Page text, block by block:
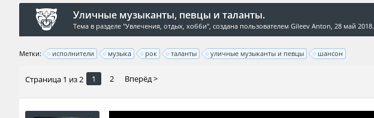
Уличные музыканты, певцы и таланты.
Тема в разделе "Увлечения, отдых, хобби", создана пользователем Gileev Anton, 28 май 2018.
Метки: исполнители музыка рок таланты уличные музыканты и певцы шансон
Страница 1 из 2 1 2 Вперёд >